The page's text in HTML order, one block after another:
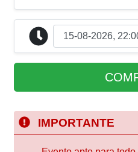
IMPORTANTE